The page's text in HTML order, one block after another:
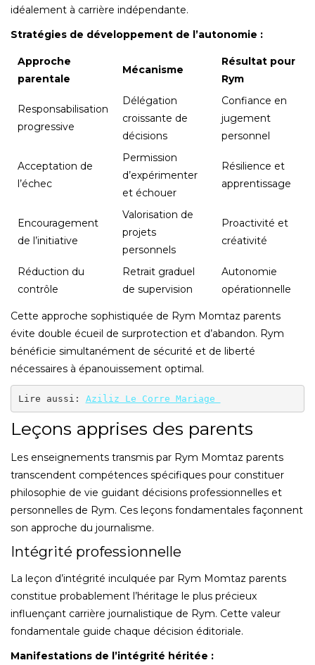
idéalement à carrière indépendante.
Stratégies de développement de l’autonomie :
Approche
parentale
Mécanisme
Résultat pour
Rym
Responsabilisation
progressive
Délégation
croissante de
décisions
Confiance en
jugement
personnel
Acceptation de
l’échec
Permission
d’expérimenter
et échouer
Résilience et
apprentissage
Encouragement
de l’initiative
Valorisation de
projets
personnels
Proactivité et
créativité
Réduction du
contrôle
Retrait graduel
de supervision
Autonomie
opérationnelle
Cette approche sophistiquée de Rym Momtaz parents
évite double écueil de surprotection et d’abandon. Rym
bénéficie simultanément de sécurité et de liberté
nécessaires à épanouissement optimal.
Lire aussi: Aziliz Le Corre Mariage
Leçons apprises des parents
Les enseignements transmis par Rym Momtaz parents
transcendent compétences spécifiques pour constituer
philosophie de vie guidant décisions professionnelles et
personnelles de Rym. Ces leçons fondamentales façonnent
son approche du journalisme.
Intégrité professionnelle
La leçon d’intégrité inculquée par Rym Momtaz parents
constitue probablement l’héritage le plus précieux
influençant carrière journalistique de Rym. Cette valeur
fondamentale guide chaque décision éditoriale.
Manifestations de l’intégrité héritée :